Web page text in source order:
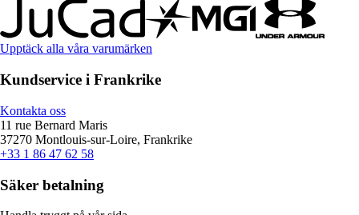
Upptäck alla våra varumärken
Kundservice i Frankrike
Kontakta oss
11 rue Bernard Maris
37270 Montlouis-sur-Loire, Frankrike
+33 1 86 47 62 58
Säker betalning